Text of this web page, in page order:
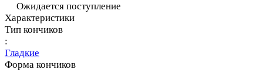
Ожидается поступление
Характеристики
Тип кончиков
:
Гладкие
Форма кончиков